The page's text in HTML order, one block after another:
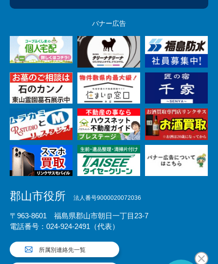
バナー広告
郡山市役所 法人番号9000020072036
〒963-8601 福島県郡山市朝日一丁目23-7
電話番号：024-924-2491（代表）
所属別連絡先一覧